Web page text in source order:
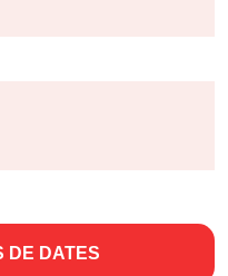
DE DATES